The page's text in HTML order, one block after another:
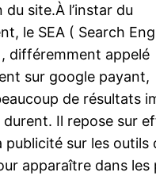
du site.À l’instar du
le SEA ( Search
différemment appelé
sur google payant,
de résultats
durent. Il repose sur
publicité sur les outils
apparaître dans les